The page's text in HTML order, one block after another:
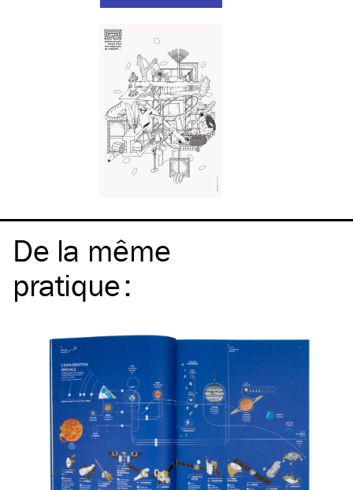
De la même
pratique: